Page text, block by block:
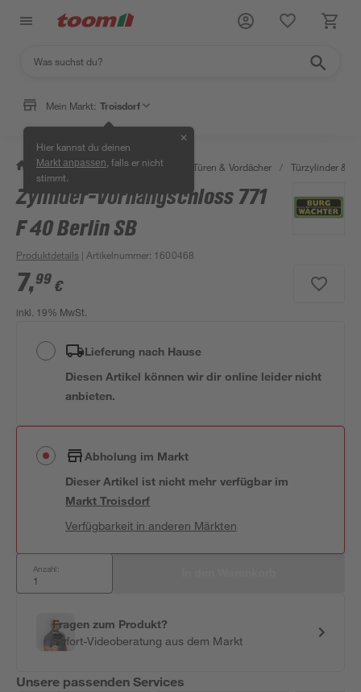
Mein Markt: Troisdorf
Hier kannst du deinen
Markt anpassen , falls er nicht
stimmt.
✕
/ Bauen & Renovieren / Fenster, Türen & Vordächer / Türzylinder &
Zylinder-Vorhangschloss 771
F 40 Berlin SB
Produktdetails | Artikelnummer: 1600468
7,99 €
inkl. 19% MwSt.
Lieferung nach Hause
Diesen Artikel können wir dir online leider nicht
anbieten.
Abholung im Markt
Dieser Artikel ist nicht mehr verfügbar im
MarktTroisdorf
Verfügbarkeit in anderen Märkten
Anzahl:
Fragen zum Produkt?
Sofort-Videoberatung aus dem Markt
Unsere passenden Services